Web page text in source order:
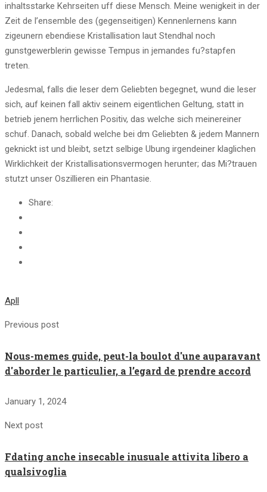
inhaltsstarke Kehrseiten uff diese Mensch. Meine wenigkeit in der
Zeit de l’ensemble des (gegenseitigen) Kennenlernens kann
zigeunern ebendiese Kristallisation laut Stendhal noch
gunstgewerblerin gewisse Tempus in jemandes fu?stapfen
treten.
Jedesmal, falls die leser dem Geliebten begegnet, wund die leser
sich, auf keinen fall aktiv seinem eigentlichen Geltung, statt in
betrieb jenem herrlichen Positiv, das welche sich meinereiner
schuf. Danach, sobald welche bei dm Geliebten & jedem Mannern
geknickt ist und bleibt, setzt selbige Ubung irgendeiner klaglichen
Wirklichkeit der Kristallisationsvermogen herunter; das Mi?trauen
stutzt unser Oszillieren ein Phantasie.
Share:
Apll
Previous post
Nous-memes guide, peut-la boulot d'une auparavant
d'aborder le particulier, a l’egard de prendre accord
January 1, 2024
Next post
Fdating anche insecable inusuale attivita libero a
qualsivoglia